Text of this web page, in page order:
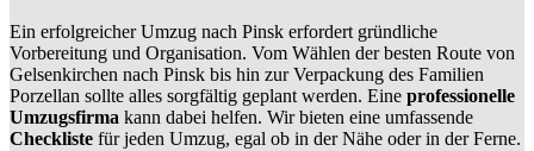
Ein erfolgreicher Umzug nach Pinsk erfordert gründliche
Vorbereitung und Organisation. Vom Wählen der besten Route von
Gelsenkirchen nach Pinsk bis hin zur Verpackung des Familien
Porzellan sollte alles sorgfältig geplant werden. Eine professionelle
Umzugsfirma kann dabei helfen. Wir bieten eine umfassende
Checkliste für jeden Umzug, egal ob in der Nähe oder in der Ferne.